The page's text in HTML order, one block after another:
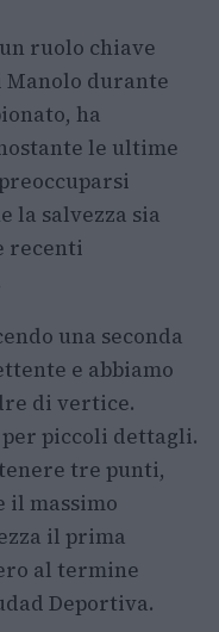
ruolo chiave
durante
ha
le ultime
la salvezza sia
recenti
una seconda
e abbiamo
di vertice.
piccoli dettagli.
tre punti,
il massimo
il prima
al termine
Deportiva.